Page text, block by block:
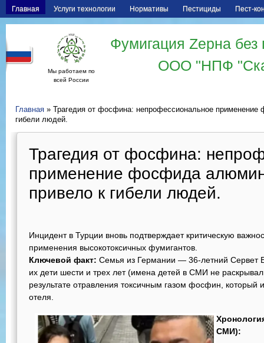
Главная Услуги технологии Нормативы Пестициды Пест-
Мы работаем по
всей России
Фумигация Zерна
ООО "НПФ
Главная » Трагедия от фосфина: непрофессиональное
гибели людей.
Трагедия от фосфина:
применение фосфида
привело к гибели людей.
Инцидент в Турции вновь подтверждает критическую
применения высокотоксичных фумигантов.
Ключевой факт: Семья из Германии — 36-летний Сервет
их дети шести и трех лет (имена детей в СМИ не
результате отравления токсичным газом фосфин, который
отеля.
СМИ):